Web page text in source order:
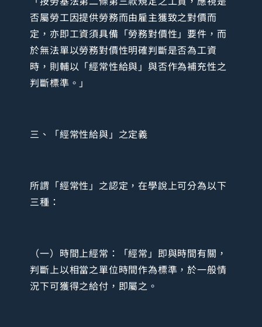
否屬勞工因提供勞務而由雇主獲致之對價而
定，亦即工資須具備「勞務對價性」要件，而
於無法單以勞務對價性明確判斷是否為工資
時，則輔以「經常性給與」與否作為補充性之
判斷標準。」
三、「經常性給與」之定義
所謂「經常性」之認定，在學說上可分為以下
三種：
（一）時間上經常：「經常」即與時間有關，
判斷上以相當之單位時間作為標準，於一般情
況下可獲得之給付，即屬之。